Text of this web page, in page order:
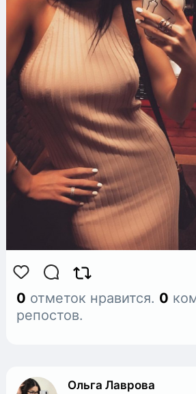
0 отметок нравится. 0
репостов.
Ольга Лаврова